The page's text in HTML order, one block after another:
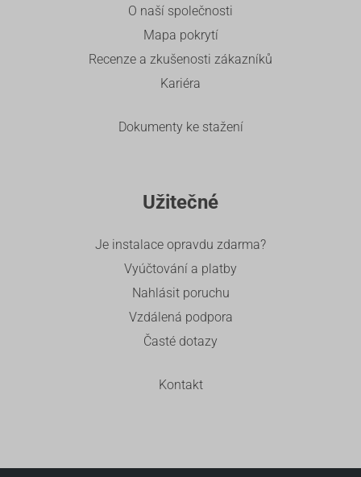
O naší společnosti
Mapa pokrytí
Recenze a zkušenosti zákazníků
Kariéra
Dokumenty ke stažení
Užitečné
Je instalace opravdu zdarma?
Vyúčtování a platby
Nahlásit poruchu
Vzdálená podpora
Časté dotazy
Kontakt